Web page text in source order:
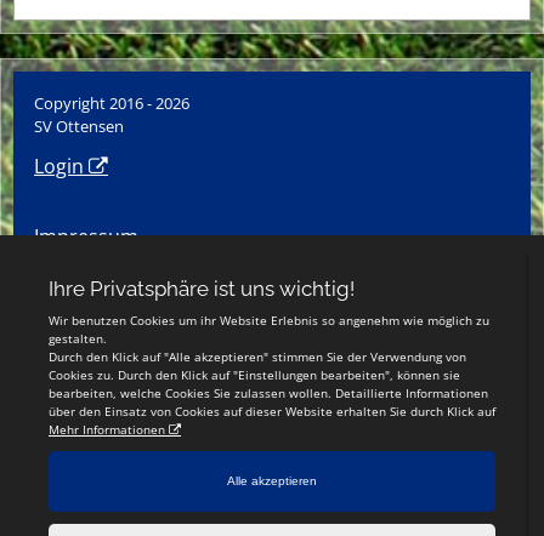
Copyright 2016 - 2026
SV Ottensen
Login
Impressum
Social-Media-Datenschutz
Teamsports 2
Dein Sportverein online